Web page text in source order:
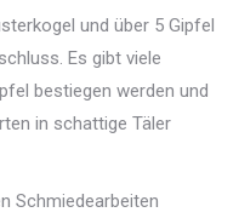
und über 5 Gipfel
Es gibt viele
bestiegen werden und
in schattige Täler
Schmiedearbeiten